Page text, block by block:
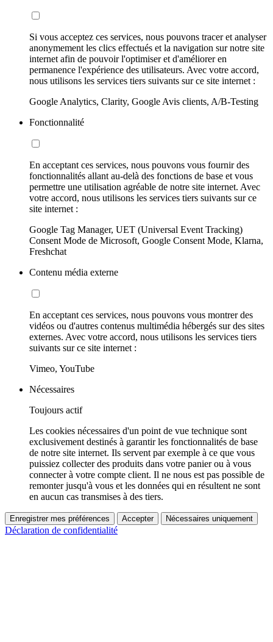
Si vous acceptez ces services, nous pouvons tracer et analyser
anonymement les clics effectués et la navigation sur notre site
internet afin de pouvoir l'optimiser et d'améliorer en
permanence l'expérience des utilisateurs. Avec votre accord,
nous utilisons les services tiers suivants sur ce site internet :
Google Analytics, Clarity, Google Avis clients, A/B-Testing
Fonctionnalité
En acceptant ces services, nous pouvons vous fournir des
fonctionnalités allant au-delà des fonctions de base et vous
permettre une utilisation agréable de notre site internet. Avec
votre accord, nous utilisons les services tiers suivants sur ce
site internet :
Google Tag Manager, UET (Universal Event Tracking)
Consent Mode de Microsoft, Google Consent Mode, Klarna,
Freshchat
Contenu média externe
En acceptant ces services, nous pouvons vous montrer des
vidéos ou d'autres contenus multimédia hébergés sur des sites
externes. Avec votre accord, nous utilisons les services tiers
suivants sur ce site internet :
Vimeo, YouTube
Nécessaires
Toujours actif
Les cookies nécessaires d'un point de vue technique sont
exclusivement destinés à garantir les fonctionnalités de base
de notre site internet. Ils servent par exemple à ce que vous
puissiez collecter des produits dans votre panier ou à vous
connecter à votre compte client. Il ne nous est pas possible de
remonter jusqu'à vous et les données qui en résultent ne sont
en aucun cas transmises à des tiers.
Enregistrer mes préférences Accepter Nécessaires uniquement
Déclaration de confidentialité